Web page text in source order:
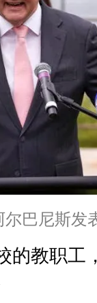
尔巴尼斯发
的教职工